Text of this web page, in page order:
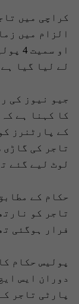
کراچی میں
الزام میں
او
لے لیا گیا ہے۔
جیو نیوز کی
کا کہنا ہے
کے پارٹنرز
لوٹ لیے گئے
حکام کے
تاجر کو
فرار ہوگئی
پولیس حکام
دوران ایس
پارٹی تاجر